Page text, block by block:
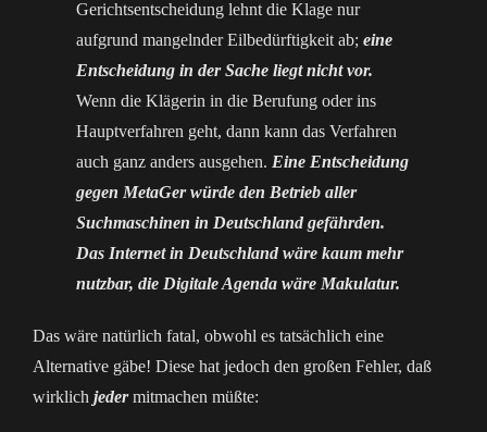
Gerichtsentscheidung lehnt die Klage nur
aufgrund mangelnder Eilbedürftigkeit ab; eine
Entscheidung in der Sache liegt nicht vor.
Wenn die Klägerin in die Berufung oder ins
Hauptverfahren geht, dann kann das Verfahren
auch ganz anders ausgehen. Eine Entscheidung
gegen MetaGer würde den Betrieb aller
Suchmaschinen in Deutschland gefährden.
Das Internet in Deutschland wäre kaum mehr
nutzbar, die Digitale Agenda wäre Makulatur.
Das wäre natürlich fatal, obwohl es tatsächlich eine
Alternative gäbe! Diese hat jedoch den großen Fehler, daß
wirklich jedermitmachen müßte: